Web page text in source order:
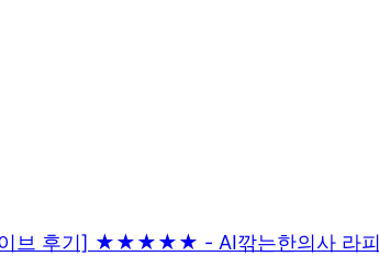
브 후기] ★★★★★ - AI깎는한의사 라피